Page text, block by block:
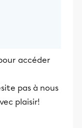
accéder
pas à nous
plaisir!